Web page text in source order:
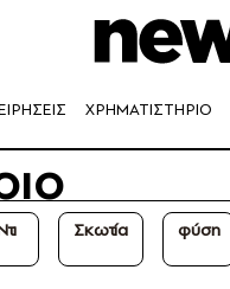
ΧΡΗΜΑΤΙΣΤΗΡΙΟ
Σκωτία φύση